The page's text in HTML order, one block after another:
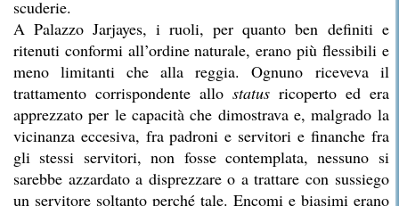
scuderie.
A Palazzo Jarjayes, i ruoli, per quanto ben definiti e
ritenuti conformi all’ordine naturale, erano più flessibili e
meno limitanti che alla reggia. Ognuno riceveva il
trattamento corrispondente allo statusricoperto ed era
apprezzato per le capacità che dimostrava e, malgrado la
vicinanza eccesiva, fra padroni e servitori e finanche fra
gli stessi servitori, non fosse contemplata, nessuno si
sarebbe azzardato a disprezzare o a trattare con sussiego
un servitore soltanto perché tale. Encomi e biasimi erano